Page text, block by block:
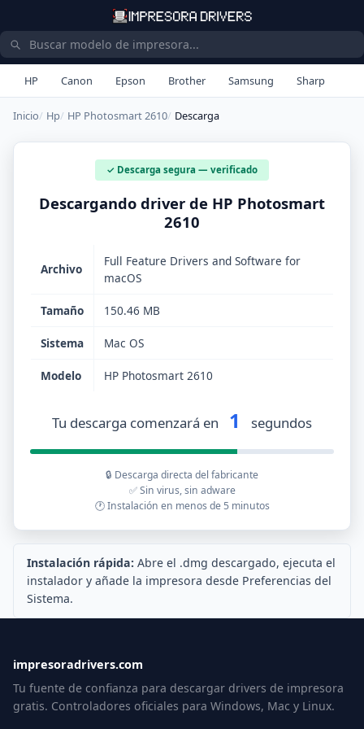
HP Canon Epson Brother Samsung Sharp
Inicio Hp HP Photosmart 2610 Descarga
✓ Descarga segura — verificado
Descargando driver de HP Photosmart
2610
Archivo
Full Feature Drivers and Software for
macOS
Tamaño 150.46 MB
Sistema Mac OS
Modelo HP Photosmart 2610
Tu descarga comenzará en 1 segundos
🔒 Descarga directa del fabricante
✅ Sin virus, sin adware
🕐 Instalación en menos de 5 minutos
Instalación rápida: Abre el .dmg descargado, ejecuta el
instalador y añade la impresora desde Preferencias del
Sistema.
impresoradrivers.com
Tu fuente de confianza para descargar drivers de impresora
gratis. Controladores oficiales para Windows, Mac y Linux.